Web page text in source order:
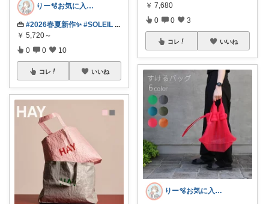
りー🫧お気に入りのある暮らし🧺
👜 #2026春夏新作✨ #SOLEIL ...
￥ 5,720～
0 0 10
コレ いいね
￥ 7,680
0 0 3
コレ いいね
りー🫧お気に入りのある暮らし🧺